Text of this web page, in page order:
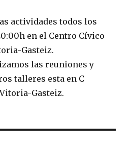
actividades todos los
en el Centro Cívico
Gasteiz.
las reuniones y
talleres esta en C
Gasteiz.